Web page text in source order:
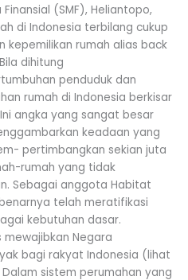
(SMF), Heliantopo,
di Indonesia terbilang cukup
kepemilikan rumah alias back
dihitung
penduduk dan
rumah di Indonesia berkisar
angka yang sangat besar
keadaan yang
pertimbangkan sekian juta
rumah yang tidak
Sebagai anggota Habitat
telah meratifikasi
kebutuhan dasar.
Negara
bagi rakyat Indonesia (lihat
Dalam sistem perumahan yang